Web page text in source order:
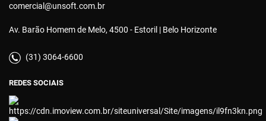
comercial@unsoft.com.br
Av. Barão Homem de Melo, 4500 - Estoril | Belo Horizonte
(31) 3064-6600
REDES SOCIAIS